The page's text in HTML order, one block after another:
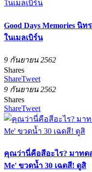
Good Days Memories นิ
ในเมลเบิร์น
9 กันยายน 2562
Shares
ShareTweet
9 กันยายน 2562
Shares
ShareTweet
คุณว่านี่คือสีอะไร? มาทด
Me' ขวดน้ำ 30 เฉดสี! ดูสิ